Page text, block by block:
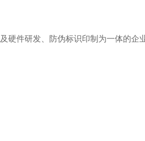
硬件研发、防伪标识印制为一体的企